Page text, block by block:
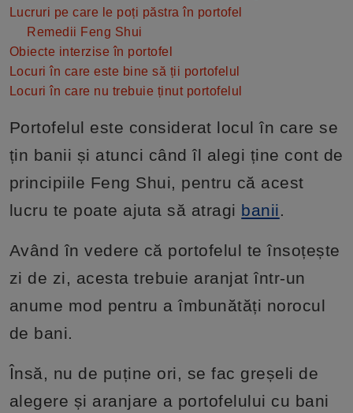
Lucruri pe care le poți păstra în portofel
Remedii Feng Shui
Obiecte interzise în portofel
Locuri în care este bine să ții portofelul
Locuri în care nu trebuie ținut portofelul
Portofelul este considerat locul în care se
țin banii și atunci când îl alegi ține cont de
principiile Feng Shui, pentru că acest
lucru te poate ajuta să atragi banii.
Având în vedere că portofelul te însoțește
zi de zi, acesta trebuie aranjat într-un
anume mod pentru a îmbunătăți norocul
de bani.
Însă, nu de puține ori, se fac greșeli de
alegere și aranjare a portofelului cu bani